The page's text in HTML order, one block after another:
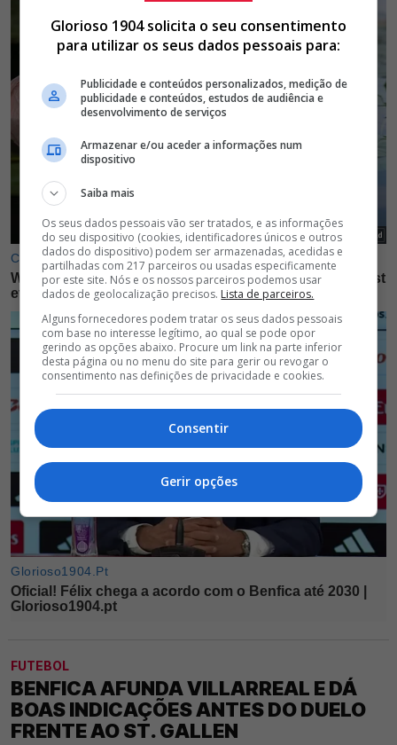
FUTEBOL
BENFICA AFUNDA VILLARREAL E DÁ
BOAS INDICAÇÕES ANTES DO DUELO
FRENTE AO ST. GALLEN
Glorioso 1904 solicita o seu consentimento
para utilizar os seus dados pessoais para:
Publicidade e conteúdos personalizados, medição de
publicidade e conteúdos, estudos de audiência e
desenvolvimento de serviços
Armazenar e/ou aceder a informações num
dispositivo
Saiba mais
Os seus dados pessoais vão ser tratados, e as informações
do seu dispositivo (cookies, identificadores únicos e outros
dados do dispositivo) podem ser armazenadas, acedidas e
partilhadas com 217 parceiros ou usadas especificamente
por este site. Nós e os nossos parceiros podemos usar
dados de geolocalização precisos. Lista de parceiros.
Alguns fornecedores podem tratar os seus dados pessoais
com base no interesse legítimo, ao qual se pode opor
gerindo as opções abaixo. Procure um link na parte inferior
desta página ou no menu do site para gerir ou revogar o
consentimento nas definições de privacidade e cookies.
Consentir
Gerir opções